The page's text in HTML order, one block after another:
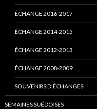
ÉCHANGE 2016-2017
ÉCHANGE 2014-2015
ÉCHANGE 2012-2013
ÉCHANGE 2008-2009
SOUVENIRS D’ÉCHANGES
SEMAINES SUÉDOISES